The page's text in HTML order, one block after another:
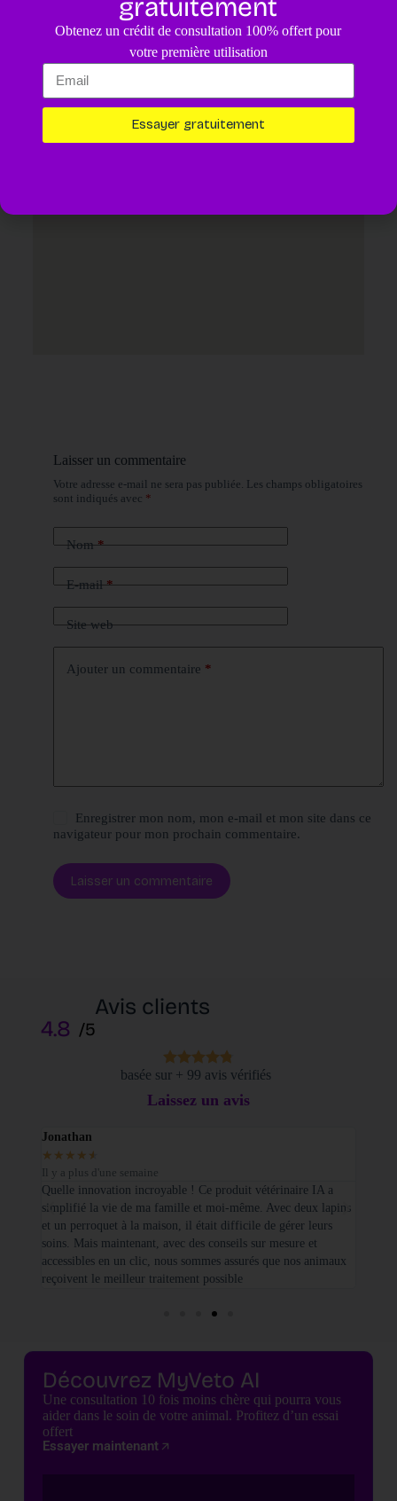
Un diagnostic pour votre animal assisté par IA.
Essayer maintenant
Laisser un commentaire
Votre adresse e-mail ne sera pas publiée. Les champs obligatoires
sont indiqués avec *
Nom*
E-mail*
Site web
Ajouter un commentaire *
Enregistrer mon nom, mon e-mail et mon site dans ce
navigateur pour mon prochain commentaire.
Laisser un commentaire
Avis clients
4.8 /5
basée sur + 99 avis vérifiés
Laissez un avis
Jonathan
★ ★ ★ ★ ★
Il y a plus d'une semaine
Quelle innovation incroyable ! Ce produit vétérinaire IA a
simplifié la vie de ma famille et moi-même. Avec deux lapins
et un perroquet à la maison, il était difficile de gérer leurs
soins. Mais maintenant, avec des conseils sur mesure et
accessibles en un clic, nous sommes assurés que nos animaux
reçoivent le meilleur traitement possible
Découvrez MyVeto AI
Une consultation 10 fois moins chère qui pourra vous
aider dans le soin de votre animal. Profitez d’un essai
offert
Essayer maintenant
gratuitement
Obtenez un crédit de consultation 100% offert pour
votre première utilisation
Essayer gratuitement